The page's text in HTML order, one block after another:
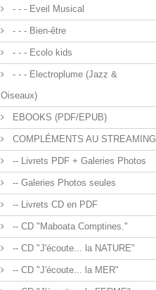
- - - Eveil Musical
- - - Bien-être
- - - Ecolo kids
- - - Electroplume (Jazz &
Oiseaux)
EBOOKS (PDF/EPUB)
COMPLÉMENTS AU STREAMING
-- Livrets PDF + Galeries Photos
-- Galeries Photos seules
-- Livrets CD en PDF
-- CD "Maboata Comptines."
-- CD "J'écoute... la NATURE"
-- CD "J'écoute... la MER"